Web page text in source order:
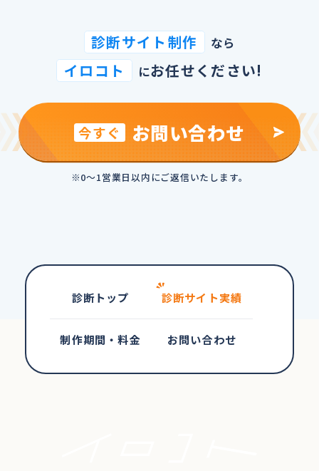
診断サイト制作 なら
イロコト にお任せください!
今すぐ お問い合わせ
※0～1営業日以内にご返信いたします。
診断トップ 診断サイト実績
制作期間・料金 お問い合わせ